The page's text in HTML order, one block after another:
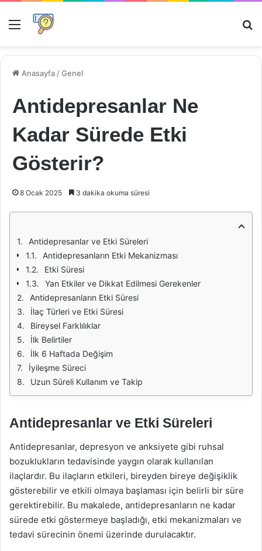
Menü
Anasayfa /Genel
Antidepresanlar Ne
Kadar Sürede Etki
Gösterir?
8 Ocak 2025 3 dakika okuma süresi
Antidepresanlar ve Etki Süreleri
Antidepresanların Etki Mekanizması
Etki Süresi
Yan Etkiler ve Dikkat Edilmesi Gerekenler
Antidepresanların Etki Süresi
İlaç Türleri ve Etki Süresi
Bireysel Farklılıklar
İlk Belirtiler
İlk 6 Haftada Değişim
İyileşme Süreci
Uzun Süreli Kullanım ve Takip
Antidepresanlar ve Etki Süreleri
Antidepresanlar, depresyon ve anksiyete gibi ruhsal
bozuklukların tedavisinde yaygın olarak kullanılan
ilaçlardır. Bu ilaçların etkileri, bireyden bireye değişiklik
gösterebilir ve etkili olmaya başlaması için belirli bir süre
gerektirebilir. Bu makalede, antidepresanların ne kadar
sürede etki göstermeye başladığı, etki mekanizmaları ve
tedavi sürecinin önemi üzerinde durulacaktır.